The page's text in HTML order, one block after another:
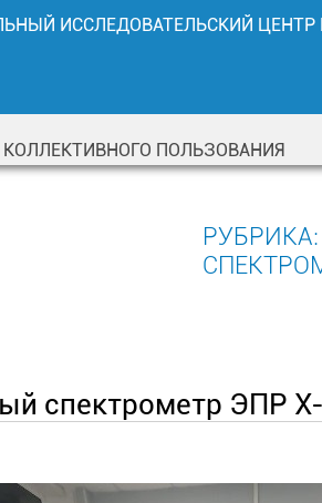
ИССЛЕДОВАТЕЛЬСКИЙ
ПОЛЬЗОВАНИЯ
спектрометр ЭПР